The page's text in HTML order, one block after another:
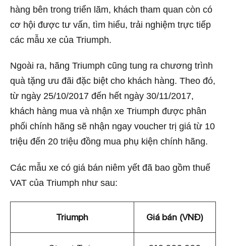
hàng bên trong triển lãm, khách tham quan còn có
cơ hội được tư vấn, tìm hiểu, trải nghiệm trực tiếp
các mẫu xe của Triumph.
Ngoài ra, hãng Triumph cũng tung ra chương trình
quà tặng ưu đãi đặc biệt cho khách hàng. Theo đó,
từ ngày 25/10/2017 đến hết ngày 30/11/2017,
khách hàng mua và nhận xe Triumph được phân
phối chính hãng sẽ nhận ngay voucher trị giá từ 10
triệu đến 20 triệu đồng mua phụ kiện chính hãng.
Các mẫu xe có giá bán niêm yết đã bao gồm thuế
VAT của Triumph như sau:
Triumph Giá bán (VNĐ)